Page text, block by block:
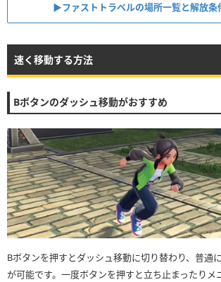
▶︎ファストトラベルの場所一覧と解放条
速く移動する方法
Bボタンのダッシュ移動がおすすめ
Bボタンを押すとダッシュ移動に切り替わり、普通
が可能です。一度ボタンを押すと立ち止まったりメ